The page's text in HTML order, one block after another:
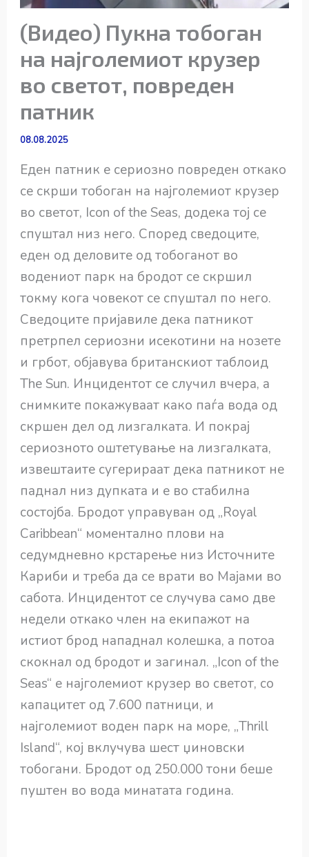
(Видео) Пукна тобоган
на најголемиот крузер
во светот, повреден
патник
08.08.2025
Еден патник е сериозно повреден откако
се скрши тобоган на најголемиот крузер
во светот, Icon of the Seas, додека тој се
спуштал низ него. Според сведоците,
еден од деловите од тобоганот во
водениот парк на бродот се скршил
токму кога човекот се спуштал по него.
Сведоците пријавиле дека патникот
претрпел сериозни исекотини на нозете
и грбот, објавува британскиот таблоид
The Sun. Инцидентот се случил вчера, а
снимките покажуваат како паѓа вода од
скршен дел од лизгалката. И покрај
сериозното оштетување на лизгалката,
извештаите сугерираат дека патникот не
паднал низ дупката и е во стабилна
состојба. Бродот управуван од „Royal
Caribbean“ моментално плови на
седумдневно крстарење низ Источните
Кариби и треба да се врати во Мајами во
сабота. Инцидентот се случува само две
недели откако член на екипажот на
истиот брод нападнал колешка, а потоа
скокнал од бродот и загинал. „Icon of the
Seas“ е најголемиот крузер во светот, со
капацитет од 7.600 патници, и
најголемиот воден парк на море, „Thrill
Island“, кој вклучува шест џиновски
тобогани. Бродот од 250.000 тони беше
пуштен во вода минатата година.